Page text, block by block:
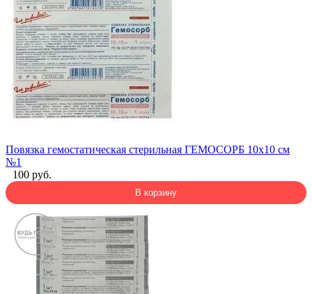
Повязка гемостатическая стерильная ГЕМОСОРБ 10х10 см
№1
100 руб.
В корзину